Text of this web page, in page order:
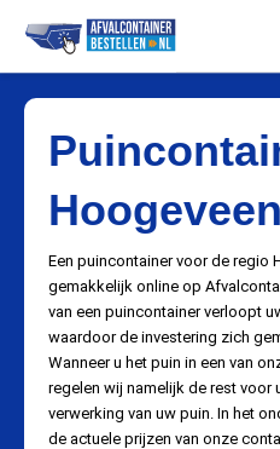
Hoogeveen
Een puincontainer voor de regio
gemakkelijk online op
van een puincontainer verloopt
waardoor de investering zich
Wanneer u het puin in een van
regelen wij namelijk de rest voor
verwerking van uw puin. In het
de actuele prijzen van onze